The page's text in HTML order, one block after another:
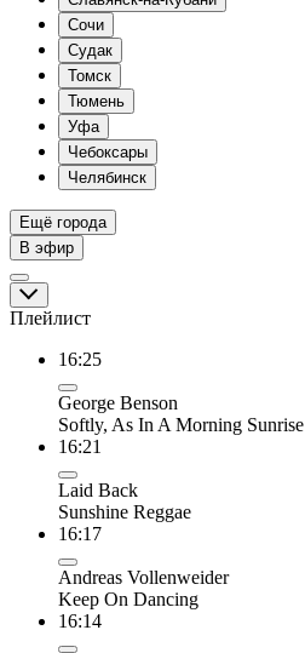
Сочи
Судак
Томск
Тюмень
Уфа
Чебоксары
Челябинск
Ещё города
В эфир
Плейлист
16:25
George Benson
Softly, As In A Morning Sunrise
16:21
Laid Back
Sunshine Reggae
16:17
Andreas Vollenweider
Keep On Dancing
16:14